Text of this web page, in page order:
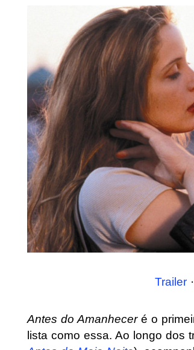
Trailer·
Antes do Amanheceré o
lista como essa. Ao longo dos